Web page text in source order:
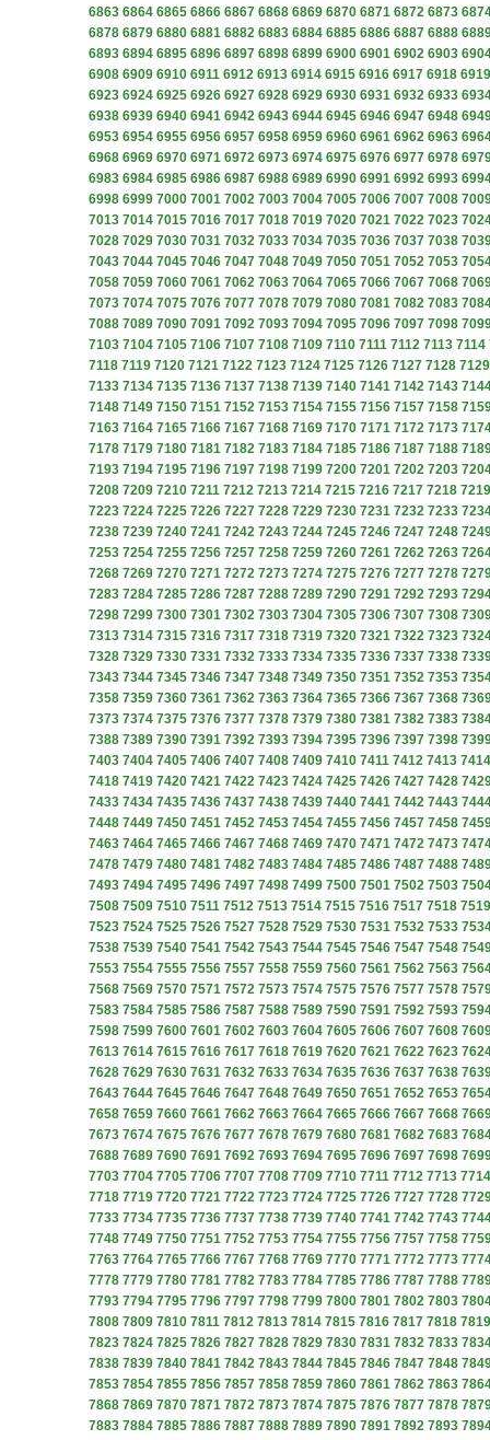
6863 6864 6865 6866 6867 6868 6869 6870 6871 6872 6873
6878 6879 6880 6881 6882 6883 6884 6885 6886 6887 6888
6893 6894 6895 6896 6897 6898 6899 6900 6901 6902 6903
6908 6909 6910 6911 6912 6913 6914 6915 6916 6917 6918 6919
6923 6924 6925 6926 6927 6928 6929 6930 6931 6932 6933
6938 6939 6940 6941 6942 6943 6944 6945 6946 6947 6948
6953 6954 6955 6956 6957 6958 6959 6960 6961 6962 6963
6968 6969 6970 6971 6972 6973 6974 6975 6976 6977 6978
6983 6984 6985 6986 6987 6988 6989 6990 6991 6992 6993
6998 6999 7000 7001 7002 7003 7004 7005 7006 7007 7008
7013 7014 7015 7016 7017 7018 7019 7020 7021 7022 7023
7028 7029 7030 7031 7032 7033 7034 7035 7036 7037 7038
7043 7044 7045 7046 7047 7048 7049 7050 7051 7052 7053
7058 7059 7060 7061 7062 7063 7064 7065 7066 7067 7068
7073 7074 7075 7076 7077 7078 7079 7080 7081 7082 7083
7088 7089 7090 7091 7092 7093 7094 7095 7096 7097 7098
7103 7104 7105 7106 7107 7108 7109 7110 7111 7112 7113 7114
7118 7119 7120 7121 7122 7123 7124 7125 7126 7127 7128 7129
7133 7134 7135 7136 7137 7138 7139 7140 7141 7142 7143
7148 7149 7150 7151 7152 7153 7154 7155 7156 7157 7158
7163 7164 7165 7166 7167 7168 7169 7170 7171 7172 7173
7178 7179 7180 7181 7182 7183 7184 7185 7186 7187 7188
7193 7194 7195 7196 7197 7198 7199 7200 7201 7202 7203
7208 7209 7210 7211 7212 7213 7214 7215 7216 7217 7218 7219
7223 7224 7225 7226 7227 7228 7229 7230 7231 7232 7233
7238 7239 7240 7241 7242 7243 7244 7245 7246 7247 7248
7253 7254 7255 7256 7257 7258 7259 7260 7261 7262 7263
7268 7269 7270 7271 7272 7273 7274 7275 7276 7277 7278
7283 7284 7285 7286 7287 7288 7289 7290 7291 7292 7293
7298 7299 7300 7301 7302 7303 7304 7305 7306 7307 7308
7313 7314 7315 7316 7317 7318 7319 7320 7321 7322 7323
7328 7329 7330 7331 7332 7333 7334 7335 7336 7337 7338
7343 7344 7345 7346 7347 7348 7349 7350 7351 7352 7353
7358 7359 7360 7361 7362 7363 7364 7365 7366 7367 7368
7373 7374 7375 7376 7377 7378 7379 7380 7381 7382 7383
7388 7389 7390 7391 7392 7393 7394 7395 7396 7397 7398
7403 7404 7405 7406 7407 7408 7409 7410 7411 7412 7413 7414
7418 7419 7420 7421 7422 7423 7424 7425 7426 7427 7428
7433 7434 7435 7436 7437 7438 7439 7440 7441 7442 7443
7448 7449 7450 7451 7452 7453 7454 7455 7456 7457 7458
7463 7464 7465 7466 7467 7468 7469 7470 7471 7472 7473
7478 7479 7480 7481 7482 7483 7484 7485 7486 7487 7488
7493 7494 7495 7496 7497 7498 7499 7500 7501 7502 7503
7508 7509 7510 7511 7512 7513 7514 7515 7516 7517 7518 7519
7523 7524 7525 7526 7527 7528 7529 7530 7531 7532 7533
7538 7539 7540 7541 7542 7543 7544 7545 7546 7547 7548
7553 7554 7555 7556 7557 7558 7559 7560 7561 7562 7563
7568 7569 7570 7571 7572 7573 7574 7575 7576 7577 7578
7583 7584 7585 7586 7587 7588 7589 7590 7591 7592 7593
7598 7599 7600 7601 7602 7603 7604 7605 7606 7607 7608
7613 7614 7615 7616 7617 7618 7619 7620 7621 7622 7623
7628 7629 7630 7631 7632 7633 7634 7635 7636 7637 7638
7643 7644 7645 7646 7647 7648 7649 7650 7651 7652 7653
7658 7659 7660 7661 7662 7663 7664 7665 7666 7667 7668
7673 7674 7675 7676 7677 7678 7679 7680 7681 7682 7683
7688 7689 7690 7691 7692 7693 7694 7695 7696 7697 7698
7703 7704 7705 7706 7707 7708 7709 7710 7711 7712 7713 7714
7718 7719 7720 7721 7722 7723 7724 7725 7726 7727 7728
7733 7734 7735 7736 7737 7738 7739 7740 7741 7742 7743
7748 7749 7750 7751 7752 7753 7754 7755 7756 7757 7758
7763 7764 7765 7766 7767 7768 7769 7770 7771 7772 7773
7778 7779 7780 7781 7782 7783 7784 7785 7786 7787 7788
7793 7794 7795 7796 7797 7798 7799 7800 7801 7802 7803
7808 7809 7810 7811 7812 7813 7814 7815 7816 7817 7818 7819
7823 7824 7825 7826 7827 7828 7829 7830 7831 7832 7833
7838 7839 7840 7841 7842 7843 7844 7845 7846 7847 7848
7853 7854 7855 7856 7857 7858 7859 7860 7861 7862 7863
7868 7869 7870 7871 7872 7873 7874 7875 7876 7877 7878
7883 7884 7885 7886 7887 7888 7889 7890 7891 7892 7893